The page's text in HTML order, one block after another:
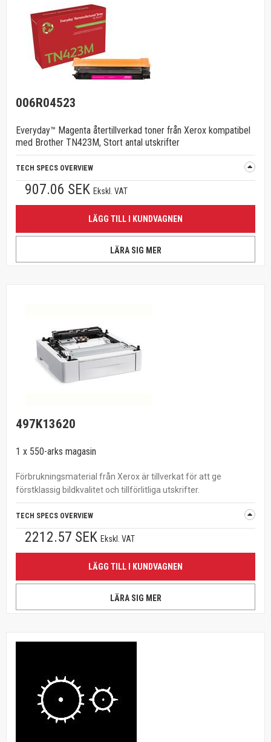
006R04523
Everyday™ Magenta återtillverkad toner från Xerox kompatibel
med Brother TN423M, Stort antal utskrifter
TECH SPECS OVERVIEW
907.06 SEK Ekskl. VAT
LÄGG TILL I KUNDVAGNEN
LÄRA SIG MER
497K13620
1 x 550-arks magasin
Förbrukningsmaterial från Xerox är tillverkat för att ge
förstklassig bildkvalitet och tillförlitliga utskrifter.
TECH SPECS OVERVIEW
2212.57 SEK Ekskl. VAT
LÄGG TILL I KUNDVAGNEN
LÄRA SIG MER